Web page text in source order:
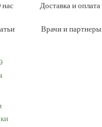
нас Доставка и оплата
Врачи и партнеры